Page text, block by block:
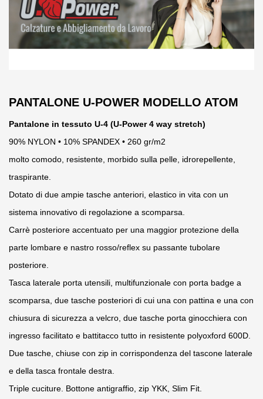
PANTALONE U-POWER MODELLO ATOM
Pantalone in tessuto U-4 (U-Power 4 way stretch)
90% NYLON • 10% SPANDEX • 260 gr/m2
molto comodo, resistente, morbido sulla pelle, idrorepellente,
traspirante.
Dotato di due ampie tasche anteriori, elastico in vita con un
sistema innovativo di regolazione a scomparsa.
Carrè posteriore accentuato per una maggior protezione della
parte lombare e nastro rosso/reflex su passante tubolare
posteriore.
Tasca laterale porta utensili, multifunzionale con porta badge a
scomparsa, due tasche posteriori di cui una con pattina e una con
chiusura di sicurezza a velcro, due tasche porta ginocchiera con
ingresso facilitato e battitacco tutto in resistente polyoxford 600D.
Due tasche, chiuse con zip in corrispondenza del tascone laterale
e della tasca frontale destra.
Triple cuciture. Bottone antigraffio, zip YKK, Slim Fit.